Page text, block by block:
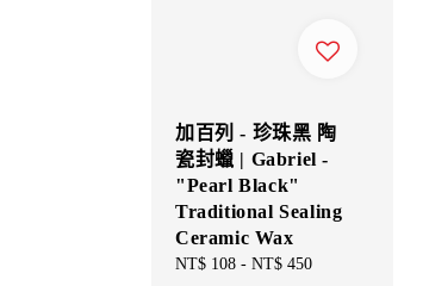
加百列 - 珍珠黑 陶
瓷封蠟 | Gabriel -
"Pearl Black"
Traditional Sealing
Ceramic Wax
Regular
NT$ 108 - NT$ 450